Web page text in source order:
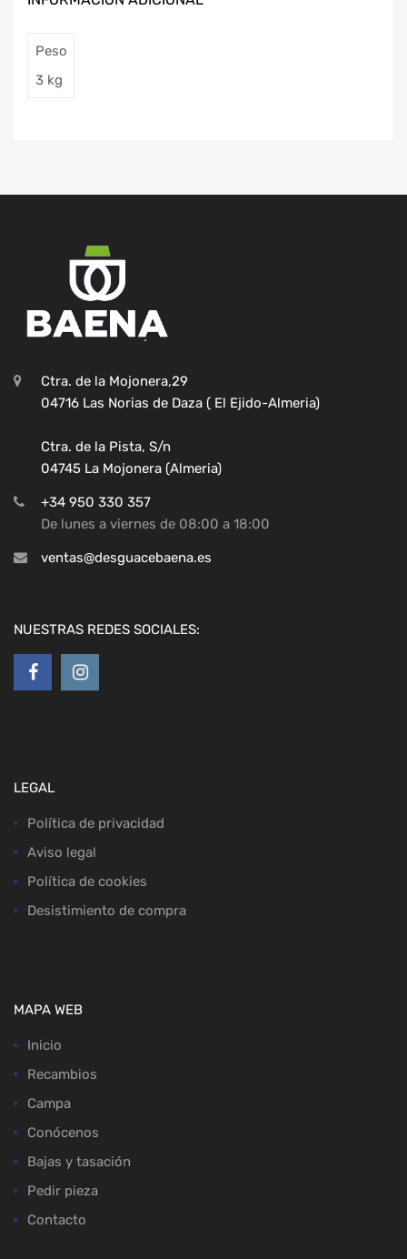
Peso
3 kg
Ctra. de la Mojonera,29
04716 Las Norias de Daza ( El Ejido-Almeria)
Ctra. de la Pista, S/n
04745 La Mojonera (Almeria)
+34 950 330 357
De lunes a viernes de 08:00 a 18:00
ventas@desguacebaena.es
NUESTRAS REDES SOCIALES:
LEGAL
Política de privacidad
Aviso legal
Política de cookies
Desistimiento de compra
MAPA WEB
Inicio
Recambios
Campa
Conócenos
Bajas y tasación
Pedir pieza
Contacto